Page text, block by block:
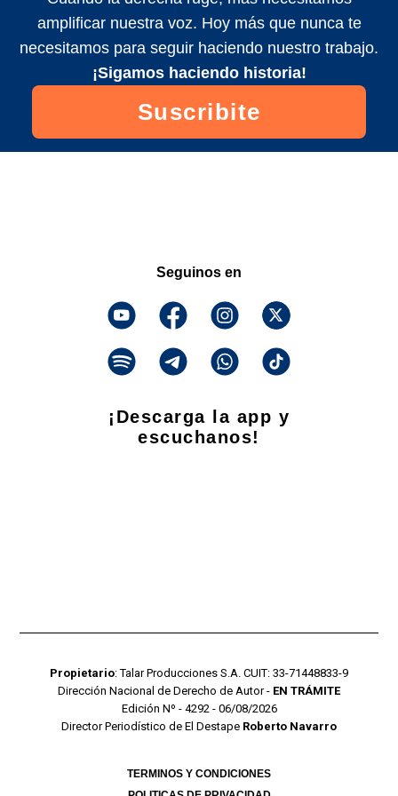
amplificar nuestra voz. Hoy más que nunca te
necesitamos para seguir haciendo nuestro trabajo.
¡Sigamos haciendo historia!
Suscribite
Seguinos en
¡Descarga la app y
escuchanos!
Propietario: Talar Producciones S.A. CUIT: 33-71448833-9
Dirección Nacional de Derecho de Autor - EN TRÁMITE
Edición Nº - 4292 - 06/08/2026
Director Periodístico de El Destape Roberto Navarro
TERMINOS Y CONDICIONES